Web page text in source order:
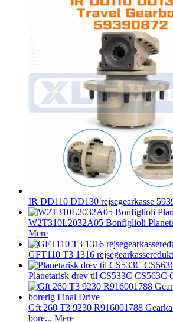
IR DD110 DD130 rejsegearkasse
W2T310L2032A05 Bonfiglioli
Mere
GFT110 T3 1316
Planetarisk drev til CS533C CS563C
Gft 260 T3 9230 R916001788
bore... Mere